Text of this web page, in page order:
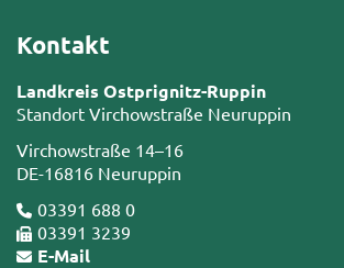
Kontakt
Landkreis Ostprignitz-Ruppin
Standort Virchowstraße Neuruppin
Virchowstraße 14–16
DE-16816 Neuruppin
03391 688 0
03391 3239
E-Mail